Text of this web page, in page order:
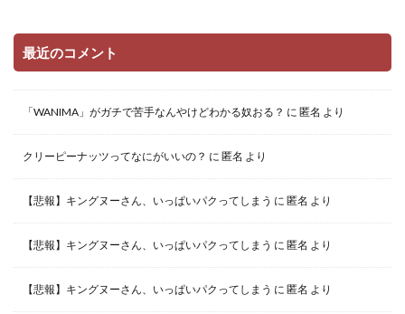
最近のコメント
「WANIMA」がガチで苦手なんやけどわかる奴おる？ に 匿名 より
クリーピーナッツってなにがいいの？ に 匿名 より
【悲報】キングヌーさん、いっぱいパクってしまう に 匿名 より
【悲報】キングヌーさん、いっぱいパクってしまう に 匿名 より
【悲報】キングヌーさん、いっぱいパクってしまう に 匿名 より